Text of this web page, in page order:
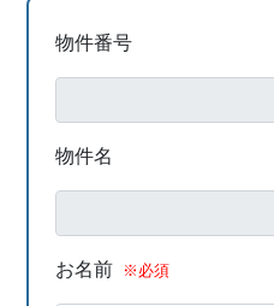
物件番号
物件名
お名前 ※必須